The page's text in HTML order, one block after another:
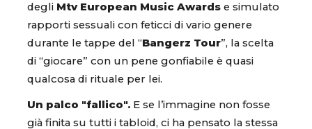
degli Mtv European Music Awards e simulato
rapporti sessuali con feticci di vario genere
durante le tappe del “Bangerz Tour”, la scelta
di “giocare” con un pene gonfiabile è quasi
qualcosa di rituale per lei.
Un palco "fallico". E se l’immagine non fosse
già finita su tutti i tabloid, ci ha pensato la stessa